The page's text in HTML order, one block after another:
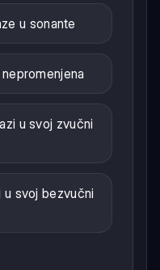
u sonante
u svoj zvučni
u svoj bezvučni